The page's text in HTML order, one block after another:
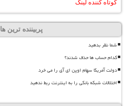
کوتاه کننده لینک
پربیننده ترین ها
شما نظر بدهید
کدام حساب ها حذف شدند؟
دولت آمریکا سهام اوپن ای آی را می خرد
اختلالات شبکه بانکی را به اینترنت ربط ندهید